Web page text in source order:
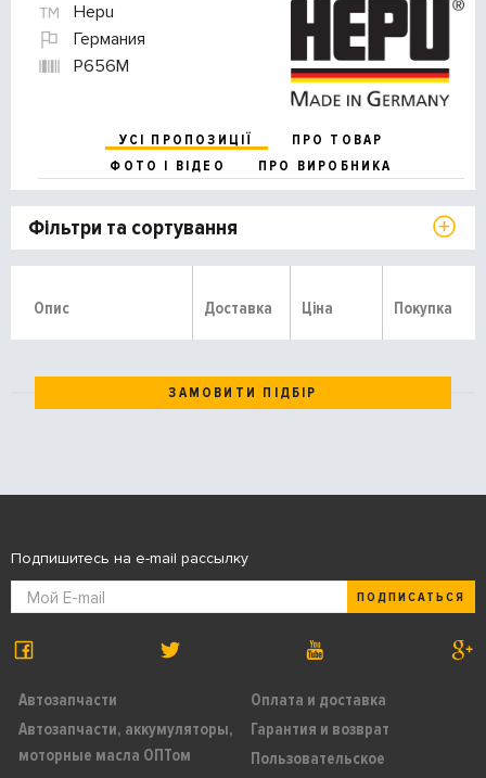
Hepu
Германия
P656M
УСІ ПРОПОЗИЦІЇ
ПРО ТОВАР
ФОТО І ВІДЕО
ПРО ВИРОБНИКА
Фільтри та сортування
Опис Доставка Ціна Покупка
ЗАМОВИТИ ПІДБІР
Автозапчасти
Автозапчасти, аккумуляторы,
моторные масла ОПТом
Оплата и доставка
Гарантия и возврат
Пользовательское
Подпишитесь на e-mail рассылку
ПОДПИСАТЬСЯ